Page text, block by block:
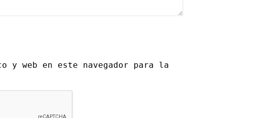
y web en este navegador para la